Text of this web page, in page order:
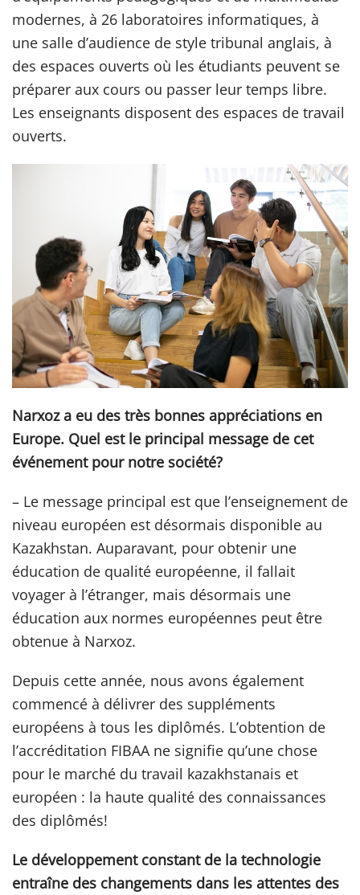
modernes, à 26 laboratoires informatiques, à
une salle d’audience de style tribunal anglais, à
des espaces ouverts où les étudiants peuvent se
préparer aux cours ou passer leur temps libre.
Les enseignants disposent des espaces de travail
ouverts.
Narxoz a eu des très bonnes appréciations en
Europe. Quel est le principal message de cet
événement pour notre société?
– Le message principal est que l’enseignement de
niveau européen est désormais disponible au
Kazakhstan. Auparavant, pour obtenir une
éducation de qualité européenne, il fallait
voyager à l’étranger, mais désormais une
éducation aux normes européennes peut être
obtenue à Narxoz.
Depuis cette année, nous avons également
commencé à délivrer des suppléments
européens à tous les diplômés. L’obtention de
l’accréditation FIBAA ne signifie qu’une chose
pour le marché du travail kazakhstanais et
européen : la haute qualité des connaissances
des diplômés!
Le développement constant de la technologie
entraîne des changements dans les attentes des